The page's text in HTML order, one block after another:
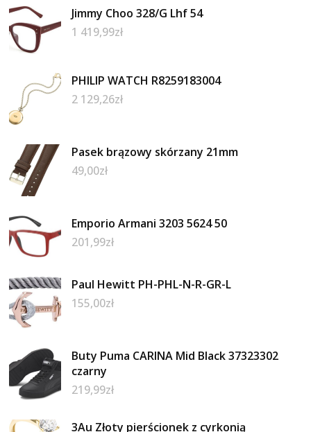
Jimmy Choo 328/G Lhf 54
1 419,99zł
PHILIP WATCH R8259183004
2 129,26zł
Pasek brązowy skórzany 21mm
49,00zł
Emporio Armani 3203 5624 50
201,99zł
Paul Hewitt PH-PHL-N-R-GR-L
155,00zł
Buty Puma CARINA Mid Black 37323302
czarny
219,99zł
3Au Złoty pierścionek z cyrkonią